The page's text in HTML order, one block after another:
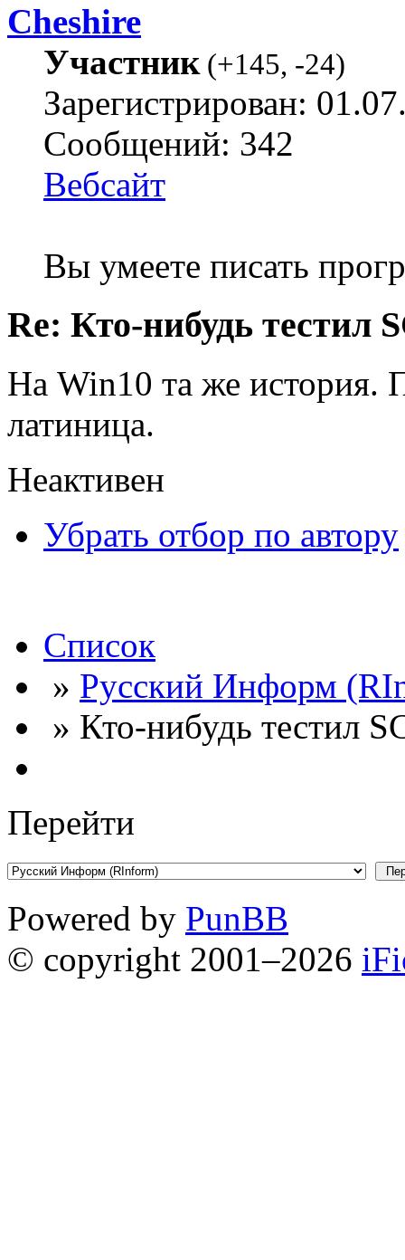
Cheshire
Участник(+145, -24)
Зарегистрирован:
Сообщений: 342
Вебсайт
Вы умеете писать
Re: Кто-нибудь тестил
На Win10 та же история.
латиница.
Неактивен
Убрать отбор по автору
Список
» Русский Информ
» Кто-нибудь тестил
Перейти
Powered by PunBB
© copyright 2001–2026